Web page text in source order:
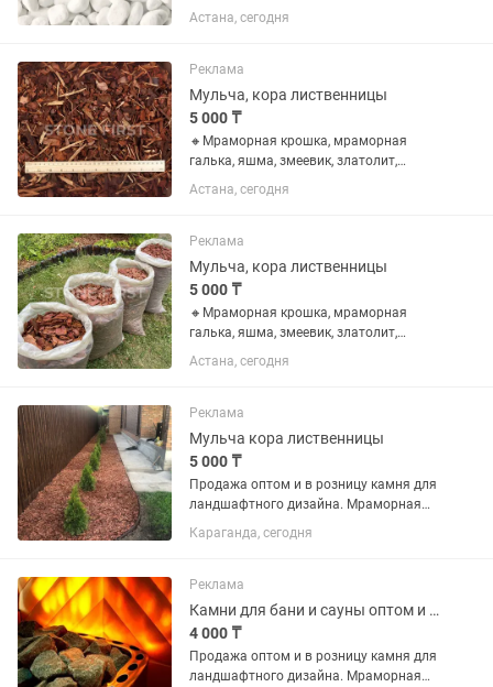
доломит, фельзит, микс разноцветный
галька, серо-голубая, черный сланец,
жемчуг, серый жемчуг, красное...
Астана, сегодня
Реклама
Мульча, кора лиственницы
5 000 ₸
🔸Мраморная крошка, мраморная
галька, яшма, змеевик, златолит,
доломит, фельзит, микс разноцветный
галька, серо-голубая, черный сланец,
жемчуг, серый жемчуг, красное...
Астана, сегодня
Реклама
Мульча, кора лиственницы
5 000 ₸
🔸Мраморная крошка, мраморная
галька, яшма, змеевик, златолит,
доломит, фельзит, микс разноцветный
галька, серо-голубая, черный сланец,
жемчуг, серый жемчуг, красное...
Астана, сегодня
Реклама
Мульча кора лиственницы
5 000 ₸
Продажа оптом и в розницу камня для
ландшафтного дизайна. Мраморная
крошка, мраморная галька, Цветные
камни, Морская галька, речная галька,
кора лиственницы),...
Караганда, сегодня
Реклама
Камни для бани и сауны оптом и в розницу
4 000 ₸
Продажа оптом и в розницу камня для
ландшафтного дизайна. Мраморная